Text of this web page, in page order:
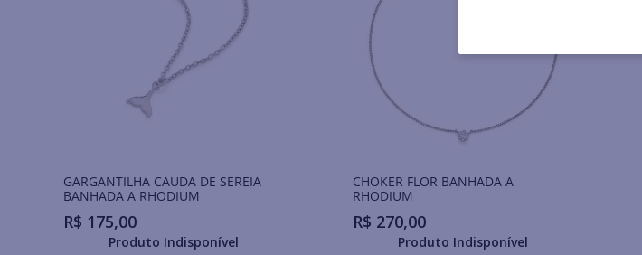
GARGANTILHA CAUDA DE SEREIA
BANHADA A RHODIUM
R$ 175,00
Produto Indisponível
CHOKER FLOR BANHADA A
RHODIUM
R$ 270,00
Produto Indisponível